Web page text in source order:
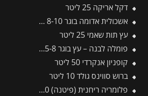
דקל אריקה 25 ליטר
אשכולית אדומה בוגר 8-10 צול
עץ תות שאמי 25 ליטר
פומלה לבנה – עץ בוגר 5-8 צול
קופניון אנקרדי 50 ליטר
ברוש סווינס גולד 10 ליטר
פלומריה ריחנית (פיטנה) 50 ליטר